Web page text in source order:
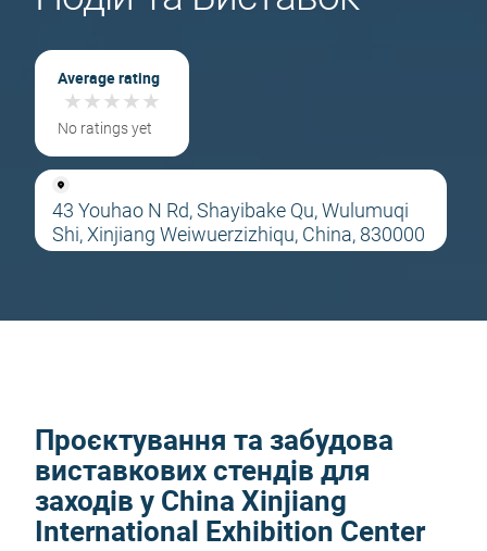
Average rating
★★★★★
★★★★★
No ratings yet
43 Youhao N Rd, Shayibake Qu, Wulumuqi
Shi, Xinjiang Weiwuerzizhiqu, China, 830000
Проєктування та забудова
виставкових стендів для
заходів у China Xinjiang
International Exhibition Center